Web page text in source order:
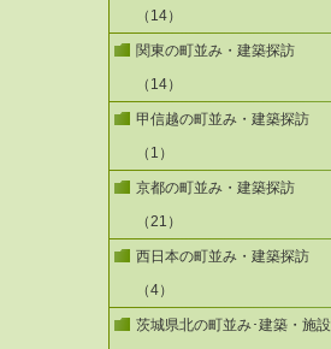
（14）
関東の町並み・建築探訪
（14）
甲信越の町並み・建築探訪
（1）
京都の町並み・建築探訪
（21）
西日本の町並み・建築探訪
（4）
茨城県北の町並み･建築・施設